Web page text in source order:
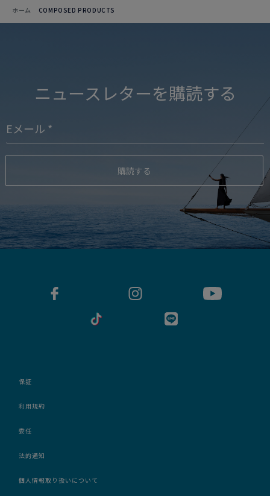
ホーム COMPOSED PRODUCTS
ニュースレターを購読する
購読する
保証
利用規約
委任
法的通知
個人情報取り扱いについて